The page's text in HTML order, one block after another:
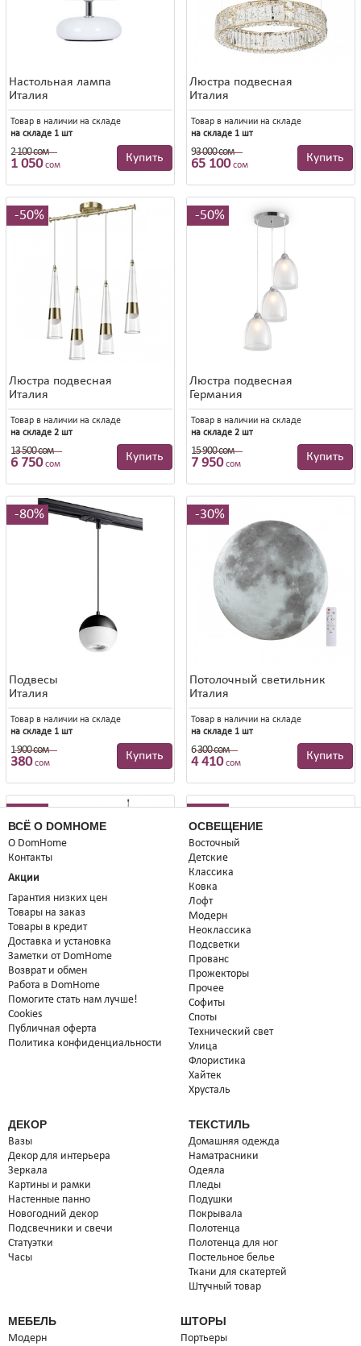
Настольная лампа
Италия
Товар в наличии на складе
на складе 1 шт
2 100 сом
1 050сом
Купить
Люстра подвесная
Италия
Товар в наличии на складе
на складе 1 шт
93 000 сом
65 100сом
Купить
Люстра подвесная
Италия
Товар в наличии на складе
на складе 2 шт
13 500 сом
6 750сом
Купить
50%
Люстра подвесная
Германия
Товар в наличии на складе
на складе 2 шт
15 900 сом
7 950сом
Купить
50%
Подвесы
Италия
Товар в наличии на складе
на складе 1 шт
1 900 сом
380сом
Купить
80%
Потолочный светильник
Италия
Товар в наличии на складе
на складе 1 шт
6 300 сом
4 410сом
Купить
30%
Подвесы
Италия
Товар в наличии на складе
на складе 1 шт
38 000 сом
38 000 сом
Люстра потолочная
Германия
Товар в наличии на складе
на складе 3 шт
7 500 сом
7 500 сом
3 750сом
Товар в наличии на складе
11 500 сом
Бра
Италия
Товар в наличии на складе
15 500 сом
ВСЁ О DOMHOME
О DomHome
Контакты
Акции
Гарантия низких цен
Товары на заказ
Товары в кредит
Доставка и установка
Заметки от DomHome
Возврат и обмен
Работа в DomHome
Помогите стать нам лучше!
Cookies
Публичная оферта
Политика конфиденциальности
ОСВЕЩЕНИЕ
Восточный
Детские
Классика
Ковка
Лофт
Модерн
Неоклассика
Подсветки
Прованс
Прожекторы
Прочее
Софиты
Споты
Технический свет
Улица
Флористика
Хайтек
Хрусталь
ДЕКОР
Вазы
Декор для интерьера
Зеркала
Картины и рамки
Настенные панно
Новогодний декор
Подсвечники и свечи
Статуэтки
Часы
ТЕКСТИЛЬ
Домашняя одежда
Наматрасники
Одеяла
Пледы
Подушки
Покрывала
Полотенца
Полотенца для ног
Постельное белье
Ткани для скатертей
Штучный товар
МЕБЕЛЬ
Модерн
ШТОРЫ
Портьеры